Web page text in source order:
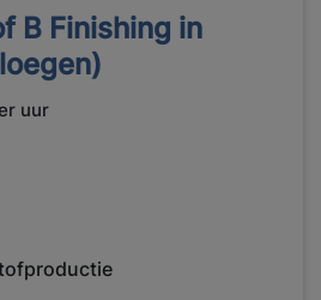
B Finishing in
uur